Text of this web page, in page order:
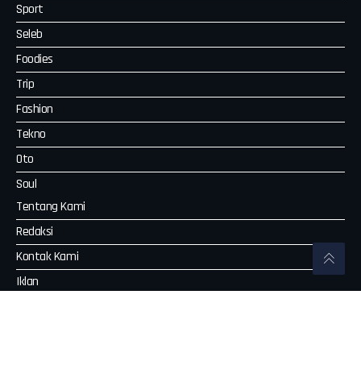
Sport
Seleb
Foodies
Trip
Fashion
Tekno
Oto
Soul
Tentang Kami
Redaksi
Kontak Kami
Iklan